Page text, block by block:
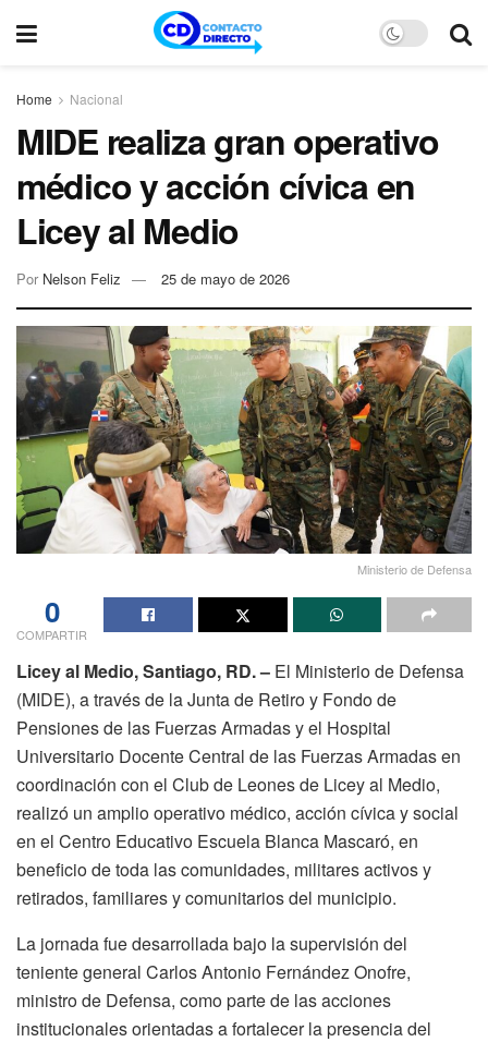
Home Nacional
MIDE realiza gran operativo
médico y acción cívica en
Licey al Medio
Por Nelson Feliz 25 de mayo de 2026
Ministerio de Defensa
0
COMPARTIR
Licey al Medio, Santiago, RD. – El Ministerio de Defensa
(MIDE), a través de la Junta de Retiro y Fondo de
Pensiones de las Fuerzas Armadas y el Hospital
Universitario Docente Central de las Fuerzas Armadas en
coordinación con el Club de Leones de Licey al Medio,
realizó un amplio operativo médico, acción cívica y social
en el Centro Educativo Escuela Blanca Mascaró, en
beneficio de toda las comunidades, militares activos y
retirados, familiares y comunitarios del municipio.
La jornada fue desarrollada bajo la supervisión del
teniente general Carlos Antonio Fernández Onofre,
ministro de Defensa, como parte de las acciones
institucionales orientadas a fortalecer la presencia del